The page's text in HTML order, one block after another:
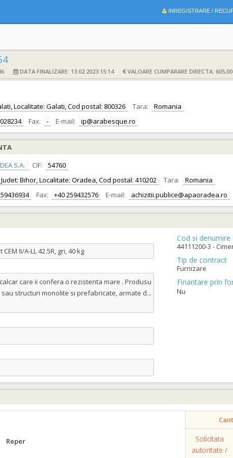
INREGISTRARE /
DATA FINALIZARE: 13.02.2023 15:14 VALOARE CUMPARARE DIRECTA:
Localitate: Galati, Cod postal: 800326 Tara:
Romania
Fax: - E-mail: ip@arabesque.ro
S.A. CIF:
54760
Bihor, Localitate: Oradea, Cod postal: 410202 Tara:
Romania
Fax: +40 259432576 E-mail: achizitii.publice@apaoradea.ro
II/A-LL 42.5R, gri, 40 kg
care ii confera o rezistenta mare . Produsu
structuri monolite si prefabricate, armate d...
Cod si denumire
44111200-3 -
Tip de contract
Furnizare
Finantare prin
Nu
Reper
Solicitata
autoritate /